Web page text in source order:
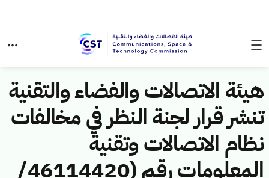
هيئة الاتصالات والفضاء والتقنية
تنشر قرار لجنة النظر في مخالفات
نظام الاتصالات وتقنية
المعلومات رقم (46114420/